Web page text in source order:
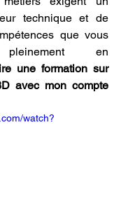
technique et de
que vous
pleinement en
une formation sur
avec mon compte
watch?